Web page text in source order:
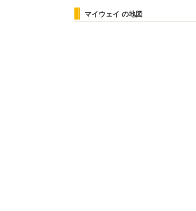
マイウェイ の地図